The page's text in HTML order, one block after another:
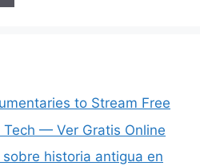
to Stream Free
— Ver Gratis Online
historia antigua en